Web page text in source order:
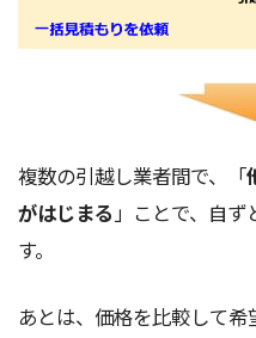
複数の引越し業者間で、「
がはじまる」ことで、自ず
す。
あとは、価格を比較して